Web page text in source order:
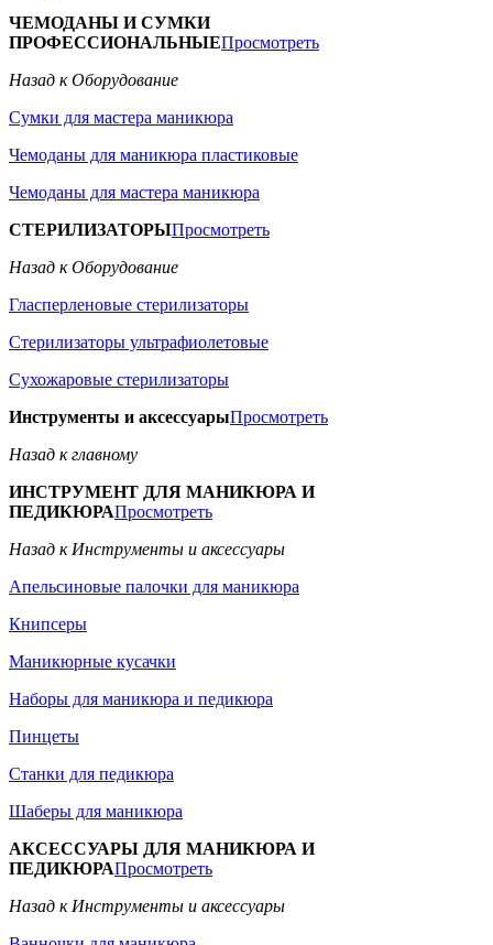
ЧЕМОДАНЫ И СУМКИ
ПРОФЕССИОНАЛЬНЫЕПросмотреть
Назад к Оборудование
Сумки для мастера маникюра
Чемоданы для маникюра пластиковые
Чемоданы для мастера маникюра
СТЕРИЛИЗАТОРЫПросмотреть
Назад к Оборудование
Гласперленовые стерилизаторы
Стерилизаторы ультрафиолетовые
Сухожаровые стерилизаторы
Инструменты и аксессуарыПросмотреть
Назад к главному
ИНСТРУМЕНТ ДЛЯ МАНИКЮРА И
ПЕДИКЮРАПросмотреть
Назад к Инструменты и аксессуары
Апельсиновые палочки для маникюра
Книпсеры
Маникюрные кусачки
Наборы для маникюра и педикюра
Пинцеты
Станки для педикюра
Шаберы для маникюра
АКСЕССУАРЫ ДЛЯ МАНИКЮРА И
ПЕДИКЮРАПросмотреть
Назад к Инструменты и аксессуары